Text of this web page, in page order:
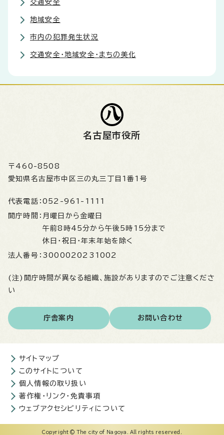
交通安全
地域安全
市内の犯罪発生状況
交通安全・地域安全・まちの美化
名古屋市役所
〒460-8508
愛知県名古屋市中区三の丸三丁目1番1号
代表電話： 052-961-1111
開庁時間： 月曜日から金曜日
午前8時45分から午後5時15分まで
休日・祝日・年末年始を除く
法人番号： 3000020231002
(注)開庁時間が異なる組織、施設がありますのでご注意くださ
い
庁舎案内 お問い合わせ
サイトマップ
このサイトについて
個人情報の取り扱い
著作権・リンク・免責事項
ウェブアクセシビリティについて
Copyright © The city of Nagoya. All rights reserved.